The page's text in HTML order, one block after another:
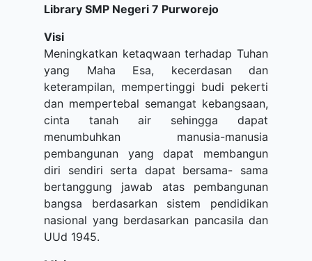
Library SMP Negeri 7 Purworejo
Visi
Meningkatkan ketaqwaan terhadap Tuhan
yang Maha Esa, kecerdasan dan
keterampilan, mempertinggi budi pekerti
dan mempertebal semangat kebangsaan,
cinta tanah air sehingga dapat
menumbuhkan manusia-manusia
pembangunan yang dapat membangun
diri sendiri serta dapat bersama- sama
bertanggung jawab atas pembangunan
bangsa berdasarkan sistem pendidikan
nasional yang berdasarkan pancasila dan
UUd 1945.